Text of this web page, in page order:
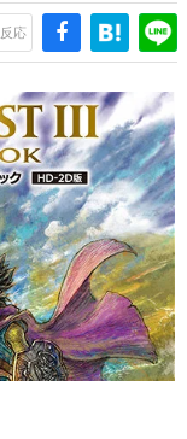
んに取材し、ゲームが
要なトピック・タイト
タビューや識者による
きる決定版！
イターの青春〜
れるマンガ家・田中圭
ンガです。
の魅力を画面や操作の
硬派で骨太な評論連載
反応